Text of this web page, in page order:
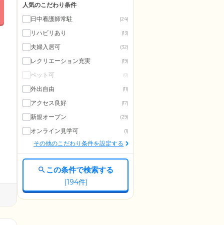
人気のこだわり条件
日中看護師常駐
(24)
リハビリあり (13)
夫婦入居可 (32)
レクリエーション充実 (19)
ペット可 (0)
外出自由 (11)
アクセス良好 (17)
新規オープン (29)
オンライン見学可 (1)
その他のこだわり条件を設定する
この条件で検索する
(194件)